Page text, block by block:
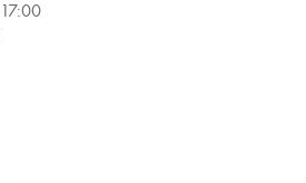
17:00